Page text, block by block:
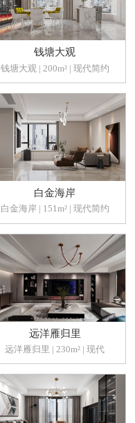
钱塘大观
钱塘大观 | 200m² | 现代简约
白金海岸
白金海岸 | 151m² | 现代简约
远洋雁归里
远洋雁归里 | 230m² | 现代